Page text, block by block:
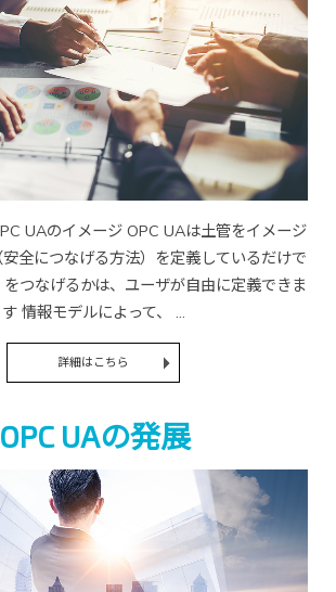
UAのイメージ OPC UAは土管をイメージ
全につなげる方法）を定義しているだけで
つなげるかは、ユーザが自由に定義できま
す 情報モデルによって、 ...
詳細はこちら
OPC UAの発展